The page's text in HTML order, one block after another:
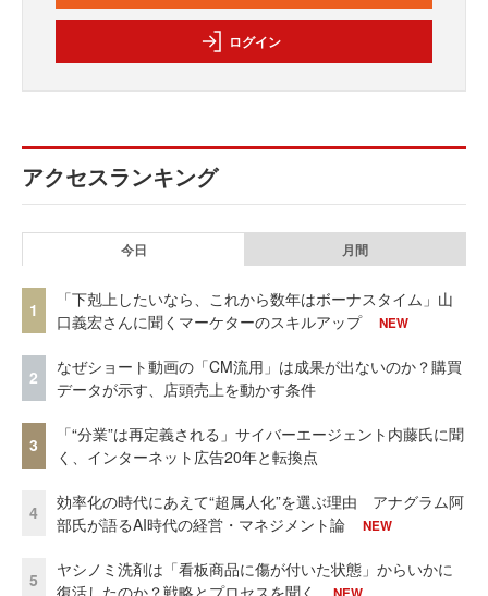
ログイン
アクセスランキング
今日 月間
1
「下剋上したいなら、これから数年はボーナスタイム」山
口義宏さんに聞くマーケターのスキルアップ
NEW
2
なぜショート動画の「CM流用」は成果が出ないのか？購買
データが示す、店頭売上を動かす条件
3
「“分業”は再定義される」サイバーエージェント内藤氏に聞
く、インターネット広告20年と転換点
4
効率化の時代にあえて“超属人化”を選ぶ理由 アナグラム阿
部氏が語るAI時代の経営・マネジメント論
NEW
5
ヤシノミ洗剤は「看板商品に傷が付いた状態」からいかに
復活したのか？戦略とプロセスを聞く